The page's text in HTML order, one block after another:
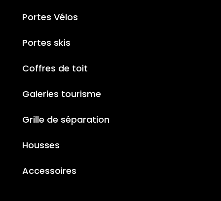
Portes Vélos
Portes skis
Coffres de toit
Galeries tourisme
Grille de séparation
Housses
Accessoires